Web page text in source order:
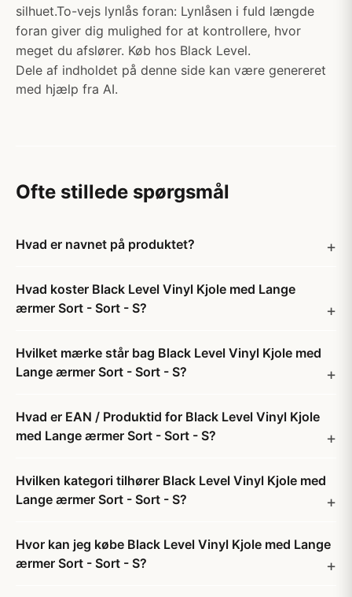
silhuet.To-vejs lynlås foran: Lynlåsen i fuld længde
foran giver dig mulighed for at kontrollere, hvor
meget du afslører. Køb hos Black Level.
Dele af indholdet på denne side kan være genereret
med hjælp fra AI.
Ofte stillede spørgsmål
Hvad er navnet på produktet?
Hvad koster Black Level Vinyl Kjole med Lange
ærmer Sort - Sort - S?
Hvilket mærke står bag Black Level Vinyl Kjole med
Lange ærmer Sort - Sort - S?
Hvad er EAN / Produktid for Black Level Vinyl Kjole
med Lange ærmer Sort - Sort - S?
Hvilken kategori tilhører Black Level Vinyl Kjole med
Lange ærmer Sort - Sort - S?
Hvor kan jeg købe Black Level Vinyl Kjole med Lange
ærmer Sort - Sort - S?